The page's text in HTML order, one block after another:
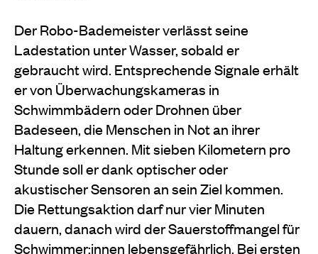
Der Robo-Bademeister verlässt seine
Ladestation unter Wasser, sobald er
gebraucht wird. Entsprechende Signale erhält
er von Überwachungskameras in
Schwimmbädern oder Drohnen über
Badeseen, die Menschen in Not an ihrer
Haltung erkennen. Mit sieben Kilometern pro
Stunde soll er dank optischer oder
akustischer Sensoren an sein Ziel kommen.
Die Rettungsaktion darf nur vier Minuten
dauern, danach wird der Sauerstoffmangel für
Schwimmer:innen lebensgefährlich. Bei ersten